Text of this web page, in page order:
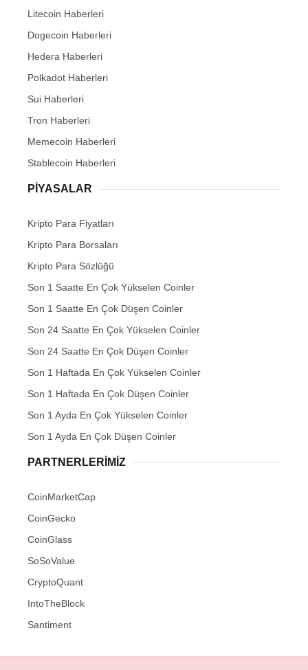
Litecoin Haberleri
Dogecoin Haberleri
Hedera Haberleri
Polkadot Haberleri
Sui Haberleri
Tron Haberleri
Memecoin Haberleri
Stablecoin Haberleri
PIYASALAR
Kripto Para Fiyatları
Kripto Para Borsaları
Kripto Para Sözlüğü
Son 1 Saatte En Çok Yükselen Coinler
Son 1 Saatte En Çok Düşen Coinler
Son 24 Saatte En Çok Yükselen Coinler
Son 24 Saatte En Çok Düşen Coinler
Son 1 Haftada En Çok Yükselen Coinler
Son 1 Haftada En Çok Düşen Coinler
Son 1 Ayda En Çok Yükselen Coinler
Son 1 Ayda En Çok Düşen Coinler
PARTNERLERIMIZ
CoinMarketCap
CoinGecko
CoinGlass
SoSoValue
CryptoQuant
IntoTheBlock
Santiment